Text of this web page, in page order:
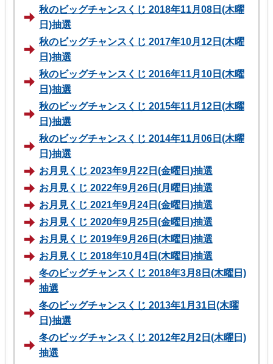
秋のビッグチャンスくじ 2018年11月08日(木曜
日)抽選
秋のビッグチャンスくじ 2017年10月12日(木曜
日)抽選
秋のビッグチャンスくじ 2016年11月10日(木曜
日)抽選
秋のビッグチャンスくじ 2015年11月12日(木曜
日)抽選
秋のビッグチャンスくじ 2014年11月06日(木曜
日)抽選
お月見くじ 2023年9月22日(金曜日)抽選
お月見くじ 2022年9月26日(月曜日)抽選
お月見くじ 2021年9月24日(金曜日)抽選
お月見くじ 2020年9月25日(金曜日)抽選
お月見くじ 2019年9月26日(木曜日)抽選
お月見くじ 2018年10月4日(木曜日)抽選
冬のビッグチャンスくじ 2018年3月8日(木曜日)
抽選
冬のビッグチャンスくじ 2013年1月31日(木曜
日)抽選
冬のビッグチャンスくじ 2012年2月2日(木曜日)
抽選